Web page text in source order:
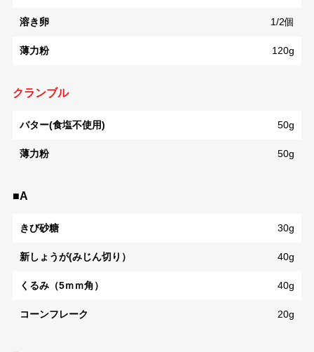
溶き卵 1/2個
薄力粉 120g
クランブル
バター(食塩不使用) 50g
薄力粉 50g
■A
きび砂糖 30g
新しょうが(みじん切り） 40g
くるみ（5ｍｍ角） 40g
コーンフレーク 20g